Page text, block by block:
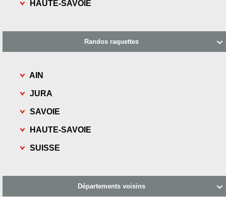
HAUTE-SAVOIE

Randos raquettes
AIN
JURA
SAVOIE
HAUTE-SAVOIE
SUISSE

Départements voisins